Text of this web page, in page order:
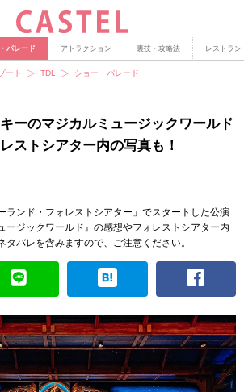
パレード アトラクション 裏技・攻略法 レストラン
ート TDL ショー・パレード
キーのマジカルミュージックワールド
ストシアター内の写真も！
ランド・フォレストシアター」でスタートした公演
ージックワールド』の感想やフォレストシアター内
バレを含みますので、ご注意ください。